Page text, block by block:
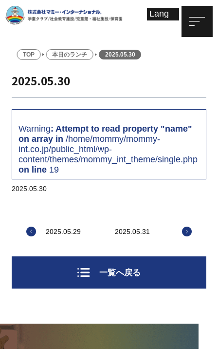
TOP 本日のランチ 2025.05.30
2025.05.30
Warning: Attempt to read property "name"
on array in /home/mommy/mommy-
int.co.jp/public_html/wp-
content/themes/mommy_int_theme/single.php
on line 19
2025.05.30
2025.05.29 2025.05.31
一覧へ戻る